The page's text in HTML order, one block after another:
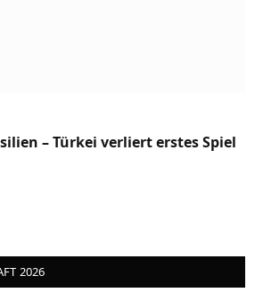
– Türkei verliert erstes Spiel
2026